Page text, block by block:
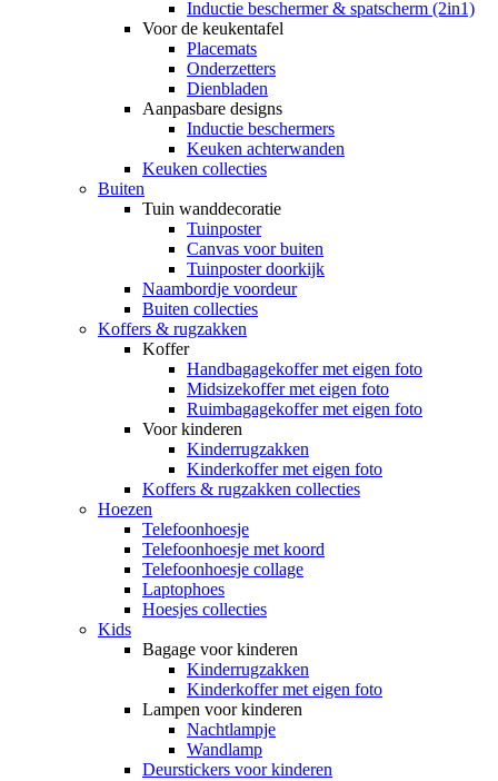
Inductie beschermer & spatscherm (2in1)
Voor de keukentafel
Placemats
Onderzetters
Dienbladen
Aanpasbare designs
Inductie beschermers
Keuken achterwanden
Keuken collecties
Buiten
Tuin wanddecoratie
Tuinposter
Canvas voor buiten
Tuinposter doorkijk
Naambordje voordeur
Buiten collecties
Koffers & rugzakken
Koffer
Handbagagekoffer met eigen foto
Midsizekoffer met eigen foto
Ruimbagagekoffer met eigen foto
Voor kinderen
Kinderrugzakken
Kinderkoffer met eigen foto
Koffers & rugzakken collecties
Hoezen
Telefoonhoesje
Telefoonhoesje met koord
Telefoonhoesje collage
Laptophoes
Hoesjes collecties
Kids
Bagage voor kinderen
Kinderrugzakken
Kinderkoffer met eigen foto
Lampen voor kinderen
Nachtlampje
Wandlamp
Deurstickers voor kinderen